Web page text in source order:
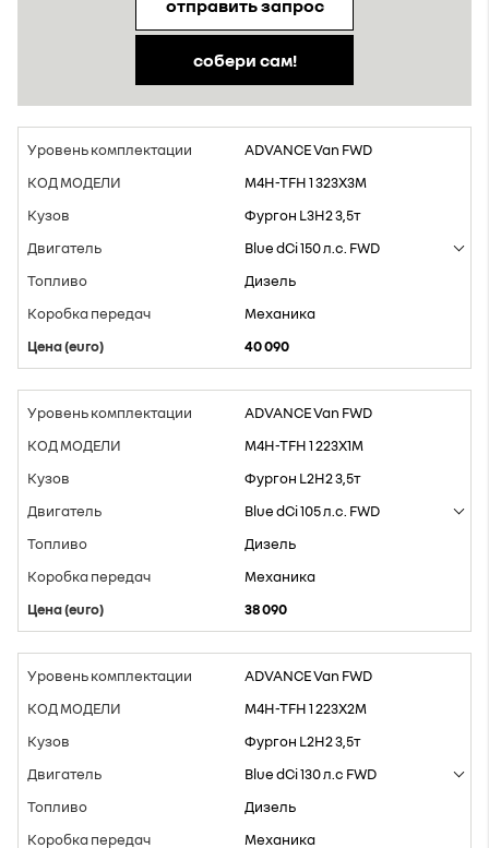
отправить запрос
собери сам!
ADVANCE Van FWD
M4H-TFH 1 323X3M
Фургон L3H2 3,5т
Blue dCi 150 л.с. FWD
Дизель
Mеханика
40 090
ADVANCE Van FWD
M4H-TFH 1 223X1M
Фургон L2H2 3,5т
Blue dCi 105 л.с. FWD
Дизель
Mеханика
38 090
ADVANCE Van FWD
M4H-TFH 1 223X2M
Фургон L2H2 3,5т
Blue dCi 130 л.с FWD
Дизель
Mеханика